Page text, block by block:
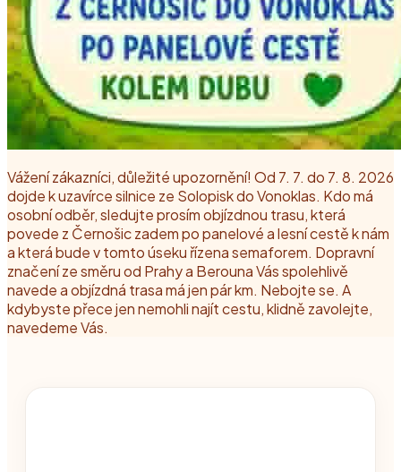
Vážení zákazníci, důležité upozornění! Od 7. 7. do 7. 8. 2026
dojde k uzavírce silnice ze Solopisk do Vonoklas. Kdo má
osobní odběr, sledujte prosím objízdnou trasu, která
povede z Černošic zadem po panelové a lesní cestě k nám
a která bude v tomto úseku řízena semaforem. Dopravní
značení ze směru od Prahy a Berouna Vás spolehlivě
navede a objízdná trasa má jen pár km. Nebojte se. A
kdybyste přece jen nemohli najít cestu, klidně zavolejte,
navedeme Vás.